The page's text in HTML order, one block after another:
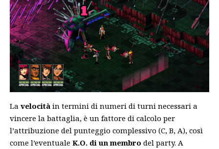
La velocità in termini di numeri di turni necessari a
vincere la battaglia, è un fattore di calcolo per
l’attribuzione del punteggio complessivo (C, B, A), così
come l’eventuale K.O. di un membro del party. A